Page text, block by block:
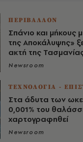
ΠΕΡΙΒΑΛΛΟΝ
Σπάνιο και μήκους
της Αποκάλυψης»
ακτή της
Newsroom
ΤΕΧΝΟΛΟΓΙΑ -
Στα άδυτα των
0,001% του
χαρτογραφηθεί
Newsroom